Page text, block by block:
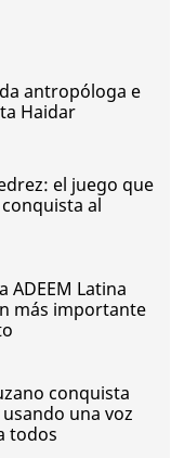
antropóloga e
Haidar
el juego que
al
ADEEM Latina
más importante
conquista
una voz
todos